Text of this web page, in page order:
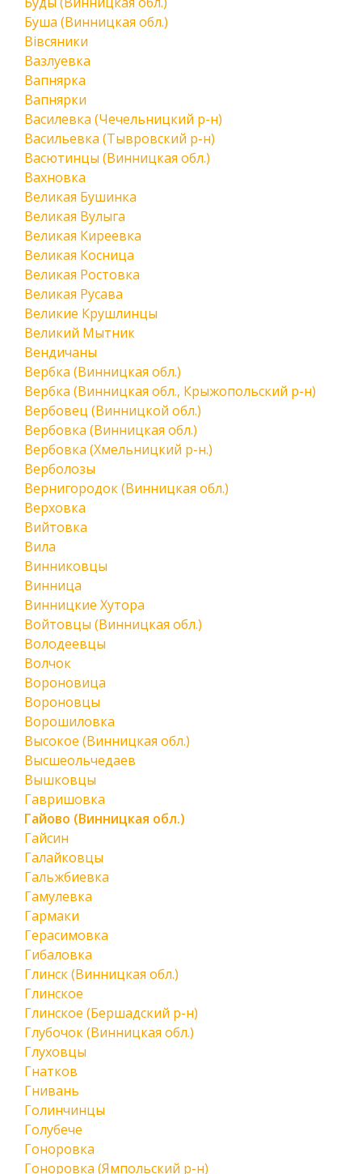
Буша (Винницкая обл.)
Вівсяники
Вазлуевка
Вапнярка
Вапнярки
Василевка (Чечельницкий р-н)
Васильевка (Тывровский р-н)
Васютинцы (Винницкая обл.)
Вахновка
Великая Бушинка
Великая Вулыга
Великая Киреевка
Великая Косница
Великая Ростовка
Великая Русава
Великие Крушлинцы
Великий Мытник
Вендичаны
Вербка (Винницкая обл.)
Вербка (Винницкая обл., Крыжопольский р-н)
Вербовец (Винницкой обл.)
Вербовка (Винницкая обл.)
Вербовка (Хмельницкий р-н.)
Верболозы
Вернигородок (Винницкая обл.)
Верховка
Вийтовка
Вила
Винниковцы
Винница
Винницкие Хутора
Войтовцы (Винницкая обл.)
Володеевцы
Волчок
Вороновица
Вороновцы
Ворошиловка
Высокое (Винницкая обл.)
Высшеольчедаев
Вышковцы
Гавришовка
Гайово (Винницкая обл.)
Гайсин
Галайковцы
Гальжбиевка
Гамулевка
Гармаки
Герасимовка
Гибаловка
Глинск (Винницкая обл.)
Глинское
Глинское (Бершадский р-н)
Глубочок (Винницкая обл.)
Глуховцы
Гнатков
Гнивань
Голинчинцы
Голубече
Гоноровка
Гоноровка (Ямпольский р-н)